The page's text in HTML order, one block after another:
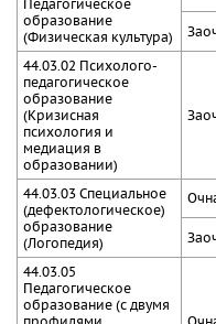
Педагогическое
образование
(Физическая культура)
44.03.02 Психолого-
педагогическое
образование
(Кризисная
психология и
медиация в
образовании)
44.03.03 Специальное
(дефектологическое)
образование
(Логопедия)
44.03.05
Педагогическое
образование (с двумя